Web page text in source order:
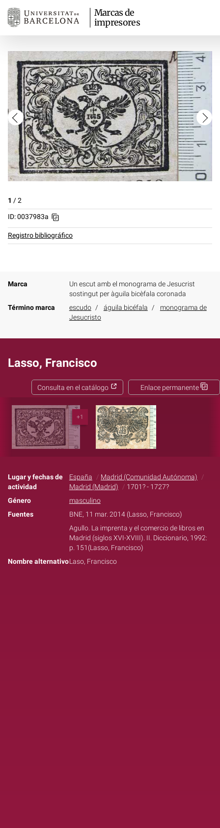
Marcas de
impresores
1 /2
ID: 0037983a
Registro bibliográfico
Marca
Un escut amb el monograma de Jesucrist
sostingut per àguila bicèfala coronada
Término marca
escudo águila bicéfala
monograma de
Jesucristo
Lasso, Francisco
Enlace permanente
Consulta en el catálogo
+1
Lugar y fechas de
actividad
España
Madrid (Comunidad Autónoma)
Madrid (Madrid)
1701? - 1727?
Género
masculino
Fuentes
BNE, 11 mar. 2014 (Lasso, Francisco)
Agullo. La imprenta y el comercio de libros en
Madrid (siglos XVI-XVIII). II. Diccionario, 1992:
p. 151(Lasso, Francisco)
Nombre alternativoLaso, Francisco